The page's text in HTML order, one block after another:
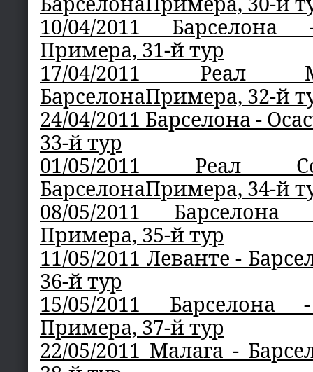
10/04/2011
Примера, 31-й тур
17/04/2011 Реал
БарселонаПримера, 32-й
24/04/2011 Барселона -
33-й тур
01/05/2011 Реал
БарселонаПримера, 34-й
08/05/2011
Примера, 35-й тур
11/05/2011 Леванте -
36-й тур
15/05/2011 Барселона
Примера, 37-й тур
22/05/2011 Малага -